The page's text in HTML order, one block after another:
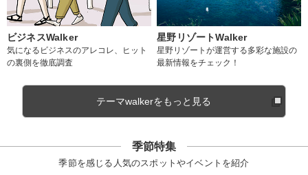
ビジネスWalker
気になるビジネスのアレコレ、ヒット
の裏側を徹底調査
星野リゾートWalker
星野リゾートが運営する多彩な施設の
最新情報をチェック！
テーマwalkerをもっと見る
季節特集
季節を感じる人気のスポットやイベントを紹介